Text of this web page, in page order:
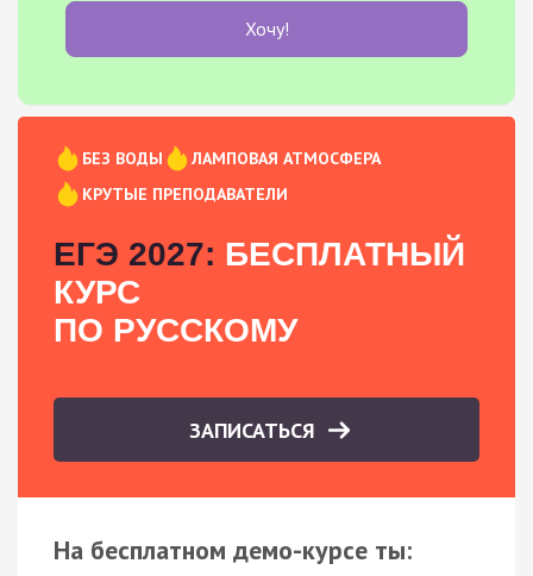
Хочу!
БЕЗ ВОДЫ
ЛАМПОВАЯ АТМОСФЕРА
КРУТЫЕ ПРЕПОДАВАТЕЛИ
ЕГЭ 2027: БЕСПЛАТНЫЙ
КУРС
ПО РУССКОМУ
ЗАПИСАТЬСЯ
На бесплатном демо-курсе ты: